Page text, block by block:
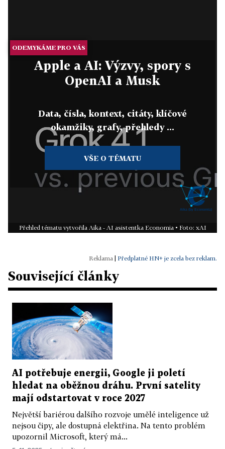
ODEMYKÁME PRO VÁS
Apple a AI: Výzvy, spory s
OpenAI a Musk
Data, čísla, kontext, citáty, klíčové
okamžiky, grafy, přehledy ...
VŠE O TÉMATU
Přehled tématu vytvořila Aika - AI asistentka Economia • Foto: xAI
Předplatné HN+ je zcela bez reklam.
Související články
AI potřebuje energii, Google ji poletí
hledat na oběžnou dráhu. První satelity
mají odstartovat v roce 2027
Největší bariérou dalšího rozvoje umělé inteligence už
nejsou čipy, ale dostupná elektřina. Na tento problém
upozornil Microsoft, který má...